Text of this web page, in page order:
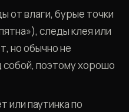
от влаги, бурые точки
следы клея или
но обычно не
поэтому хорошо
или паутинка по